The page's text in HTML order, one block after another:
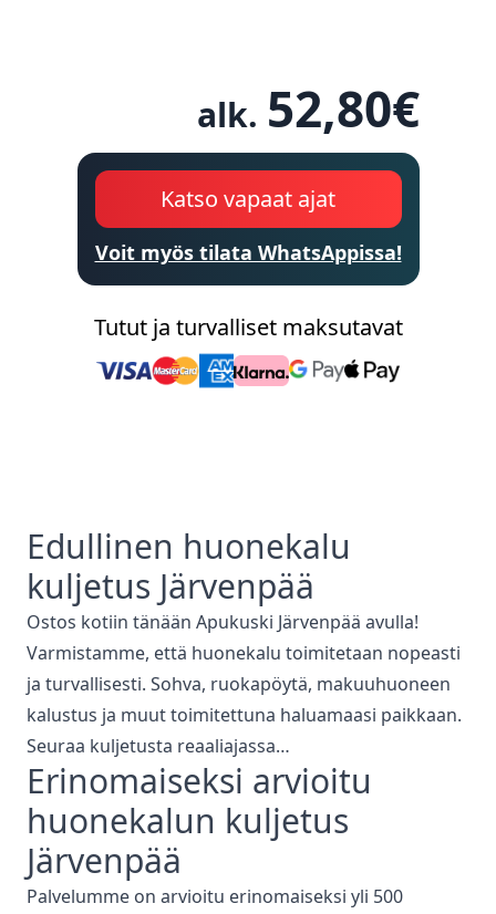
alk. 52,80€
Katso vapaat ajat
Voit myös tilata WhatsAppissa!
Tutut ja turvalliset maksutavat
Edullinen huonekalu
kuljetus Järvenpää
Ostos kotiin tänään Apukuski Järvenpää avulla!
Varmistamme, että huonekalu toimitetaan nopeasti
ja turvallisesti. Sohva, ruokapöytä, makuuhuoneen
kalustus ja muut toimitettuna haluamaasi paikkaan.
Seuraa kuljetusta reaaliajassa…
Erinomaiseksi arvioitu
huonekalun kuljetus
Järvenpää
Palvelumme on arvioitu erinomaiseksi yli 500